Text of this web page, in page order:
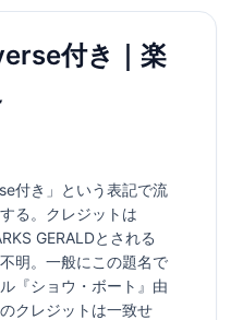
付き｜楽
付き」という表記で流
る。クレジットは
GERALDとされる
明。一般にこの題名で
『ショウ・ボート』由
クレジットは一致せ